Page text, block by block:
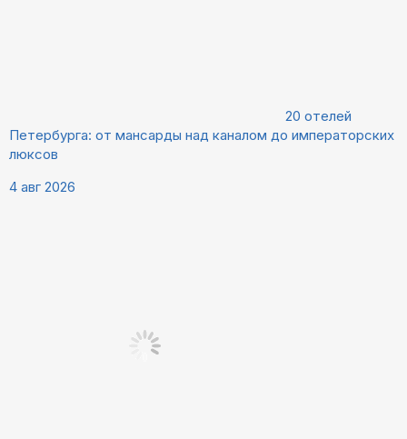
20 отелей
Петербурга: от мансарды над каналом до императорских
люксов
4 авг 2026